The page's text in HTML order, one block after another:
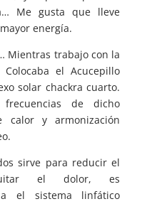
Me gusta que lleve
energía.
Mientras trabajo con la
el Acucepillo
solar chackra cuarto.
de dicho
calor y armonización
sirve para reducir el
el dolor, es
el sistema linfático